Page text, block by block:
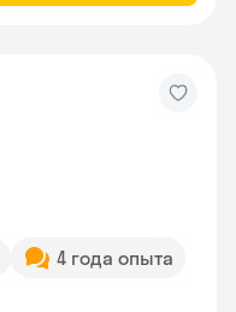
4 года опыта